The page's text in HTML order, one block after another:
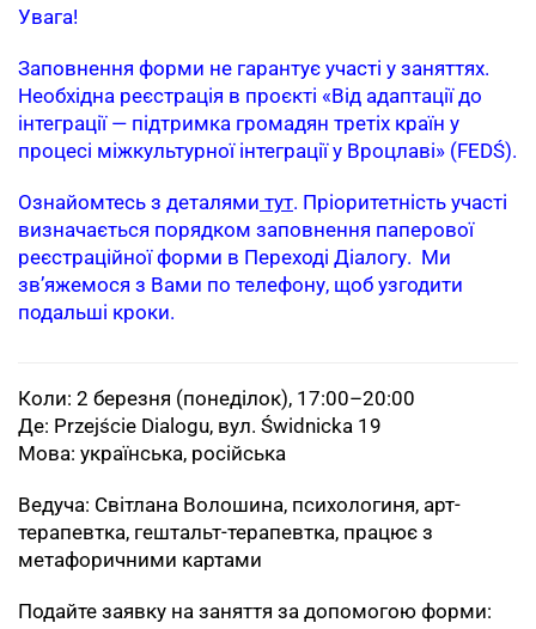
Увага!
Заповнення форми не гарантує участі у заняттях.
Необхідна реєстрація в проєкті «Від адаптації до
інтеграції — підтримка громадян третіх країн у
процесі міжкультурної інтеграції у Вроцлаві» (FEDŚ).
Ознайомтесь з деталями тут. Пріоритетність участі
визначається порядком заповнення паперової
реєстраційної форми в Переході Діалогу. Ми
зв’яжемося з Вами по телефону, щоб узгодити
подальші кроки.
Коли: 2 березня (понеділок), 17:00–20:00
Де: Przejście Dialogu, вул. Świdnicka 19
Мова: українська, російська
Ведуча: Світлана Волошина, психологиня, арт-
терапевтка, гештальт-терапевтка, працює з
метафоричними картами
Подайте заявку на заняття за допомогою форми: